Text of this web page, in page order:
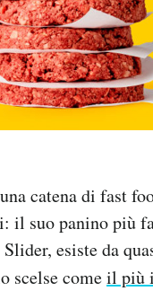
catena di fast
il suo panino più
esiste da
scelse comeil più